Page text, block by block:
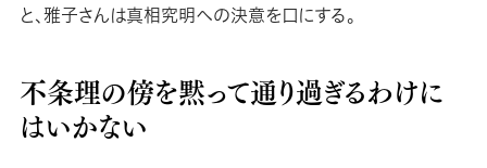
と、雅子さんは真相究明への決意を口にする。
不条理の傍を黙って通り過ぎるわけに
はいかない